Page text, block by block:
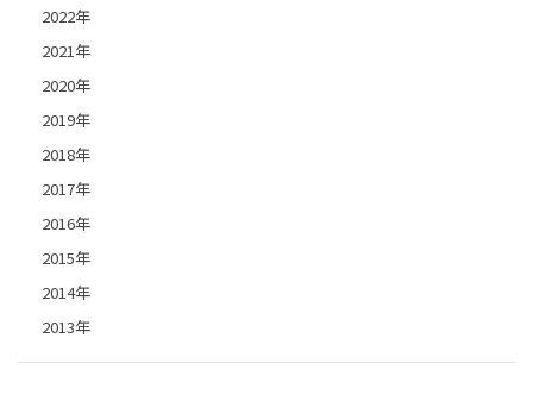
2022年
2021年
2020年
2019年
2018年
2017年
2016年
2015年
2014年
2013年